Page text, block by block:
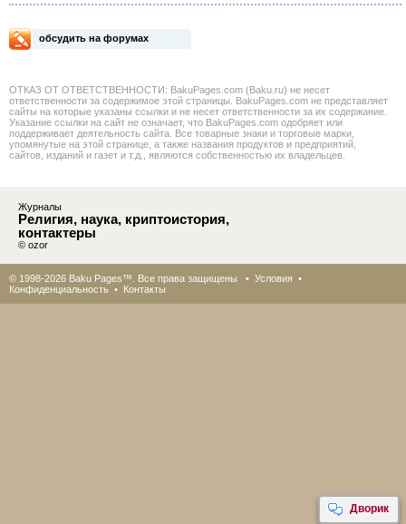
обсудить на форумах
ОТКАЗ ОТ ОТВЕТСТВЕННОСТИ: BakuPages.com (Baku.ru) не несет
ответственности за содержимое этой страницы. BakuPages.com не представляет
сайты на которые указаны ссылки и не несет ответственности за их содержание.
Указание ссылки на сайт не означает, что BakuPages.com одобряет или
поддерживает деятельность сайта. Все товарные знаки и торговые марки,
упомянутые на этой странице, а также названия продуктов и предприятий,
сайтов, изданий и газет и т.д., являются собственностью их владельцев.
Дворик
Журналы
Религия, наука, криптоистория,
контактеры
© ozor
© 1998-2026 Baku Pages™. Все права защищены • Условия •
Конфиденциальность • Контакты